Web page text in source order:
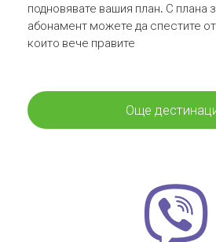
подновявате вашия план. С плана
абонамент можете да спестите
които вече правите
Още